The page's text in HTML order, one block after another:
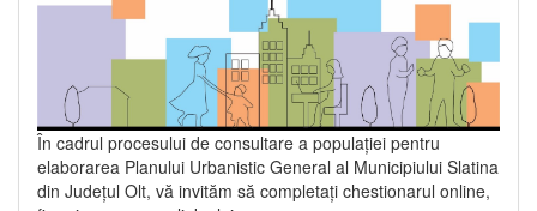
În cadrul procesului de consultare a populaţiei pentru
elaborarea Planului Urbanistic General al Municipiului Slatina
din Județul Olt, vă invităm să completați chestionarul online,